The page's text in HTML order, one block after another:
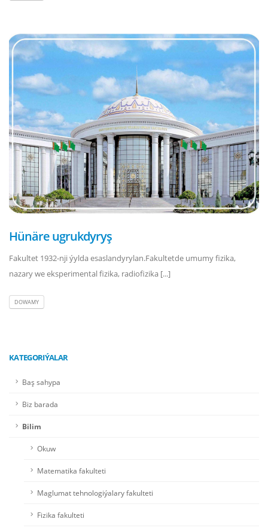
Hünäre ugrukdyryş
Fakultet 1932-nji ýylda esaslandyrylan.Fakultetde umumy fizika,
nazary we eksperimental fizika, radiofizika [...]
DOWAMY
KATEGORIÝALAR
Baş sahypa
Biz barada
Bilim
Okuw
Matematika fakulteti
Maglumat tehnologiýalary fakulteti
Fizika fakulteti